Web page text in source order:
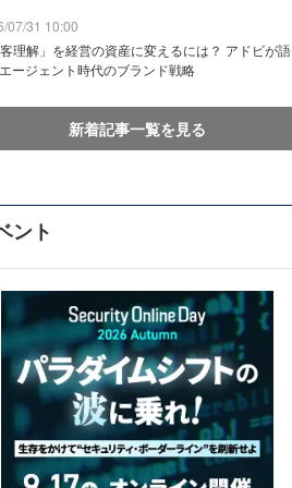
07/31 10:00
客理解」を経営の資産に変えるには？ アドビが語
ージェント時代のブランド戦略
新着記事一覧を見る
ント